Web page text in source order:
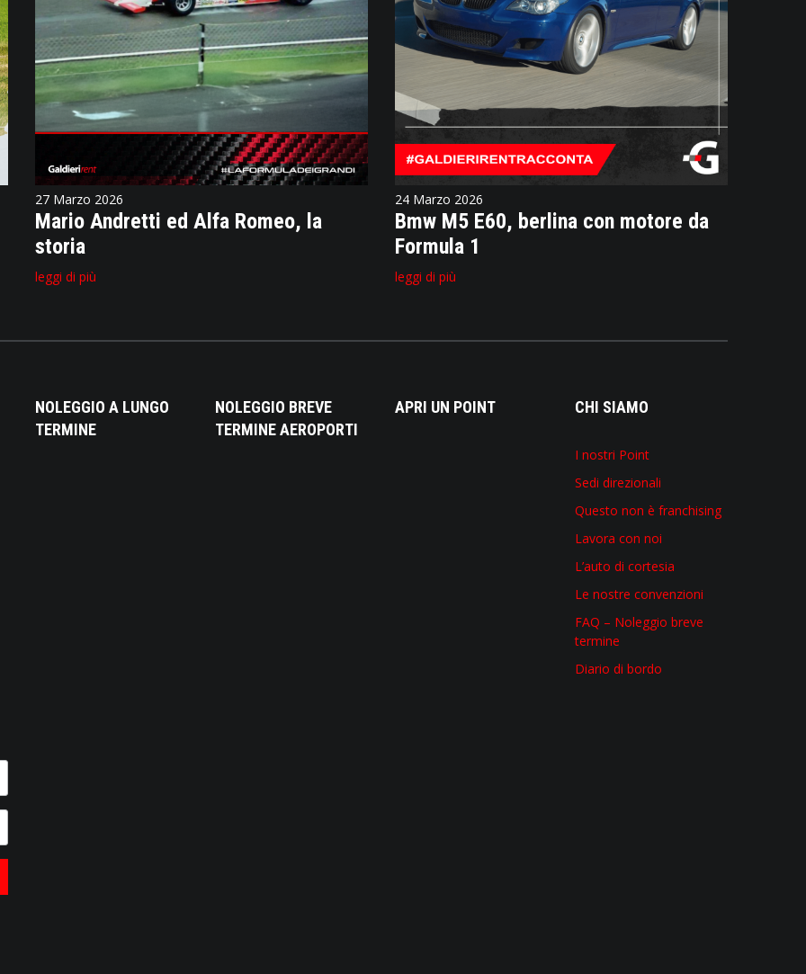
27 Marzo 2026
Mario Andretti ed Alfa Romeo, la
storia
leggi di più
24 Marzo 2026
Bmw M5 E60, berlina con motore da
Formula 1
leggi di più
NOLEGGIO A LUNGO
TERMINE
NOLEGGIO BREVE
TERMINE AEROPORTI
APRI UN POINT CHI SIAMO
I nostri Point
Sedi direzionali
Questo non è franchising
Lavora con noi
L’auto di cortesia
Le nostre convenzioni
FAQ – Noleggio breve
termine
Diario di bordo